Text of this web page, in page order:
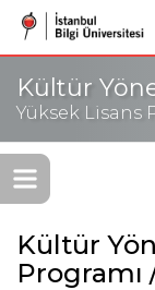
Kültür
Yüksek Lisans
Kültür